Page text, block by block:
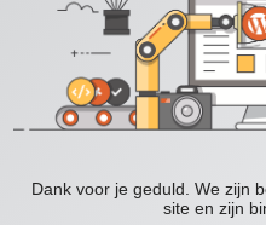
Dank voor je geduld. We zijn
site en zijn